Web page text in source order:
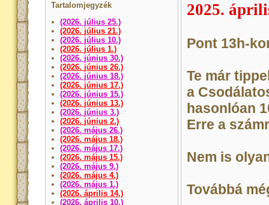
Tartalomjegyzék
(2026. július 25.)
(2026. július 21.)
(2026. július 10.)
(2026. július 1.)
(2026. június 30.)
(2026. június 26.)
(2026. június 18.)
(2026. június 17.)
(2026. június 15.)
(2026. június 13.)
(2026. június 3.)
(2026. június 2.)
(2026. május 26.)
(2026. május 18.)
(2026. május 17.)
(2026. május 15.)
(2026. május 9.)
(2026. május 4.)
(2026. május 1.)
(2026. április 14.)
(2026. április 10.)
2025.
Pont 13h-
Te már
a
hasonlóan
Erre a
Nem is
Továbbá